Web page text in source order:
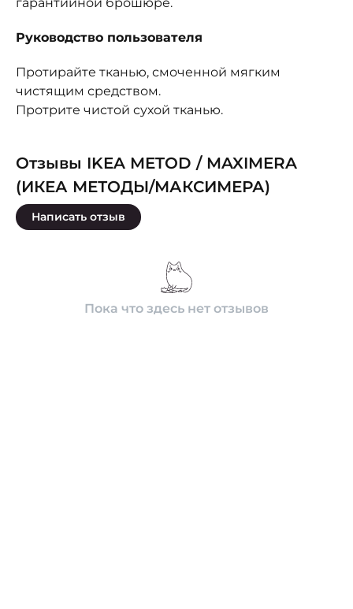
Руководство пользователя
Протирайте тканью, смоченной мягким
чистящим средством.
Протрите чистой сухой тканью.
Отзывы IKEA METOD / MAXIMERA
(ИКЕА МЕТОДЫ/МАКСИМЕРА)
Написать отзыв
Пока что здесь нет отзывов